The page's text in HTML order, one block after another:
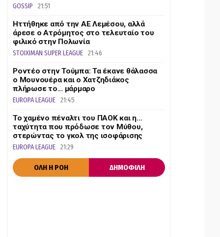
GOSSIP 21:51
Ηττήθηκε από την ΑΕ Λεμέσου, αλλά
άρεσε ο Ατρόμητος στο τελευταίο του
φιλικό στην Πολωνία
STOIXIMAN SUPER LEAGUE 21:46
Ροντέο στην Τούμπα: Τα έκανε θάλασσα
ο Μουνουέρα και ο Χατζηδιάκος
πλήρωσε το... μάρμαρο
EUROPA LEAGUE 21:45
Το χαμένο πέναλτι του ΠΑΟΚ και η...
ταχύτητα που πρόδωσε τον Μύθου,
στερώντας το γκολ της ισοφάρισης
EUROPA LEAGUE 21:29
ΟΛΗ Η ΡΟΗ ΔΗΜΟΦΙΛΗ